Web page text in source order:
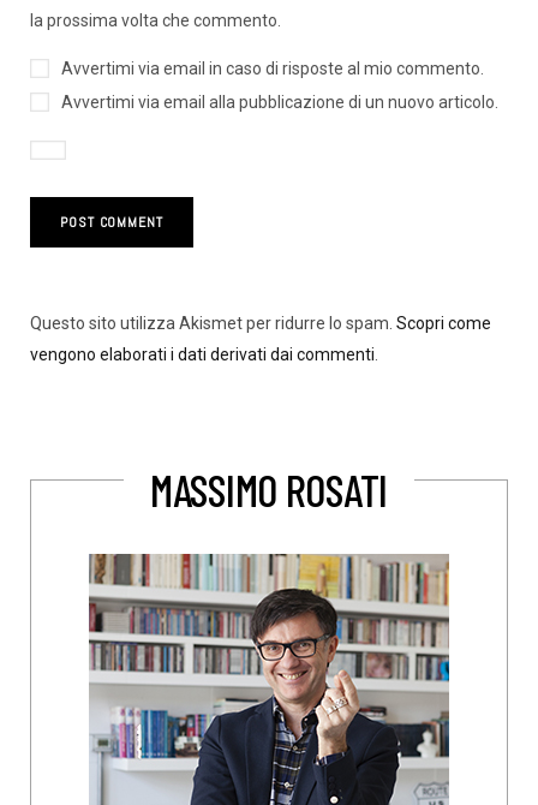
la prossima volta che commento.
Avvertimi via email in caso di risposte al mio commento.
Avvertimi via email alla pubblicazione di un nuovo articolo.
Questo sito utilizza Akismet per ridurre lo spam. Scopri come
vengono elaborati i dati derivati dai commenti.
MASSIMO ROSATI